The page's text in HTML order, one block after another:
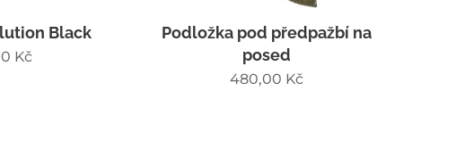
Black
Kč
Podložka pod předpažbí na
posed
480,00 Kč